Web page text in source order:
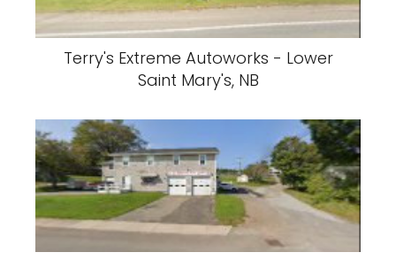
Terry's Extreme Autoworks - Lower
Saint Mary's, NB